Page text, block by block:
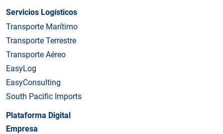
Servicios Logísticos
Transporte Marítimo
Transporte Terrestre
Transporte Aéreo
EasyLog
EasyConsulting
South Pacific Imports
Plataforma Digital
Empresa